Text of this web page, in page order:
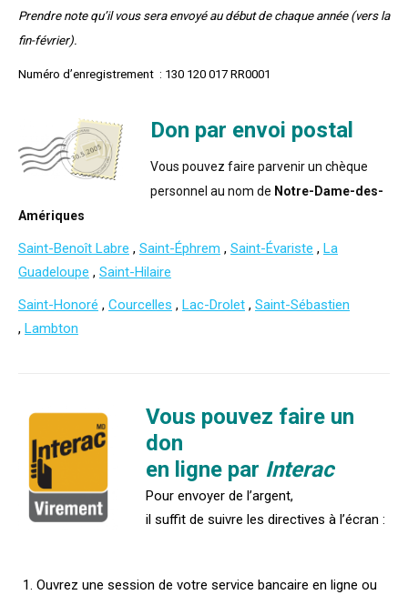
Prendre note qu’il vous sera envoyé au début de chaque année (vers la
fin-février).
Numéro d’enregistrement : 130 120 017 RR0001
Don par envoi postal
Vous pouvez faire parvenir un chèque
personnel au nom de Notre-Dame-des-
Amériques
Saint-Benoît Labre , Saint-Éphrem , Saint-Évariste , La
Guadeloupe , Saint-Hilaire
Saint-Honoré , Courcelles , Lac-Drolet , Saint-Sébastien
, Lambton
Vous pouvez faire un
don
en ligne par Interac
Pour envoyer de l’argent,
il suffit de suivre les directives à l’écran :
Ouvrez une session de votre service bancaire en ligne ou